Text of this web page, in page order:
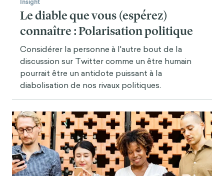
Insight
Le diable que vous (espérez)
connaître : Polarisation politique
Considérer la personne à l'autre bout de la
discussion sur Twitter comme un être humain
pourrait être un antidote puissant à la
diabolisation de nos rivaux politiques.